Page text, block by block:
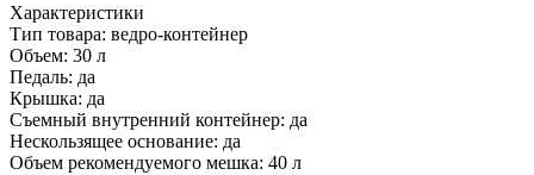
Характеристики
Тип товара: ведро-контейнер
Объем: 30 л
Педаль: да
Крышка: да
Съемный внутренний контейнер: да
Нескользящее основание: да
Объем рекомендуемого мешка: 40 л